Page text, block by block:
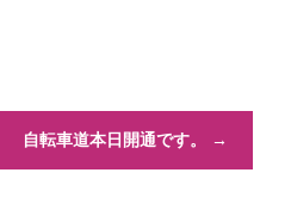
自転車道本日開通です。 →